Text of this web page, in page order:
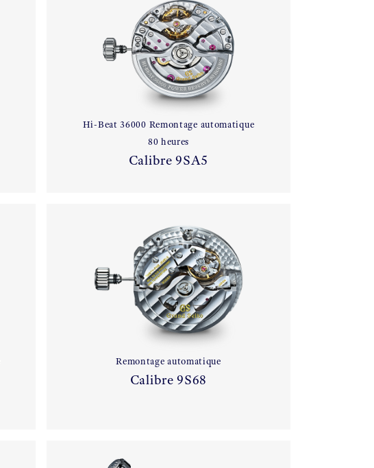
Hi-Beat 36000 Remontage automatique
80 heures
Calibre 9SA5
Remontage automatique
Calibre 9S68